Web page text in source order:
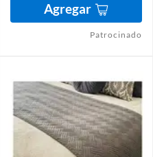
Agregar
Patrocinado